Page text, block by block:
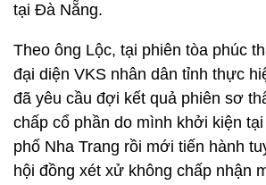
tại Đà Nẵng.
Theo ông Lộc, tại phiên tòa phúc
đại diện VKS nhân dân tỉnh thực
đã yêu cầu đợi kết quả phiên sơ
chấp cổ phần do mình khởi kiện
phố Nha Trang rồi mới tiến hành
hội đồng xét xử không chấp nhận